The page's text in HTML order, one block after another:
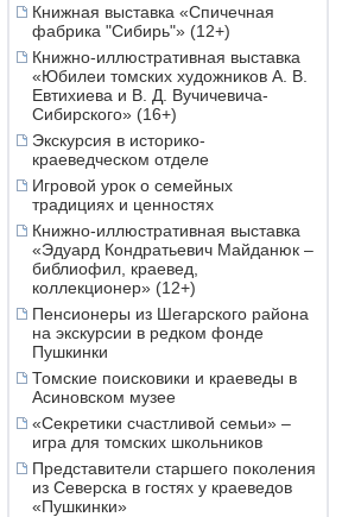
Книжная выставка «Спичечная
фабрика "Сибирь"» (12+)
Книжно-иллюстративная выставка
«Юбилеи томских художников А. В.
Евтихиева и В. Д. Вучичевича-
Сибирского» (16+)
Экскурсия в историко-
краеведческом отделе
Игровой урок о семейных
традициях и ценностях
Книжно-иллюстративная выставка
«Эдуард Кондратьевич Майданюк –
библиофил, краевед,
коллекционер» (12+)
Пенсионеры из Шегарского района
на экскурсии в редком фонде
Пушкинки
Томские поисковики и краеведы в
Асиновском музее
«Секретики счастливой семьи» –
игра для томских школьников
Представители старшего поколения
из Северска в гостях у краеведов
«Пушкинки»